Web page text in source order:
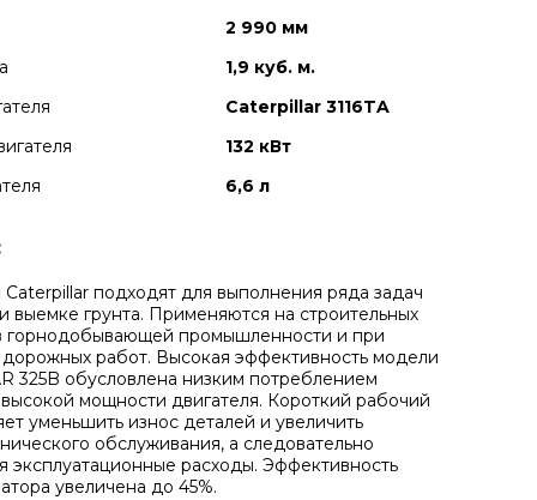
2 990 мм
1,9 куб. м.
Caterpillar 3116TA
132 кВт
6,6 л
Caterpillar подходят для выполнения ряда задач
выемке грунта. Применяются на строительных
горнодобывающей промышленности и при
работ. Высокая эффективность модели
325B обусловлена низким потреблением
мощности двигателя. Короткий рабочий
уменьшить износ деталей и увеличить
обслуживания, а следовательно
эксплуатационные расходы. Эффективность
увеличена до 45%.